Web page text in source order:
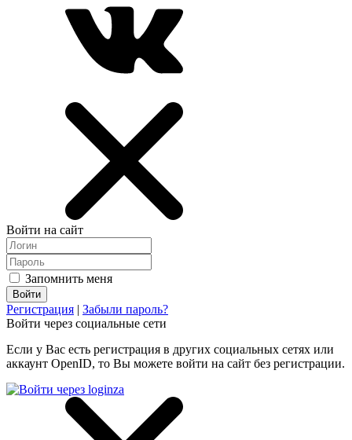
Войти на сайт
Запомнить меня
Регистрация | Забыли пароль?
Войти через социальные сети
Если у Вас есть регистрация в других социальных сетях или
аккаунт OpenID, то Вы можете войти на сайт без регистрации.